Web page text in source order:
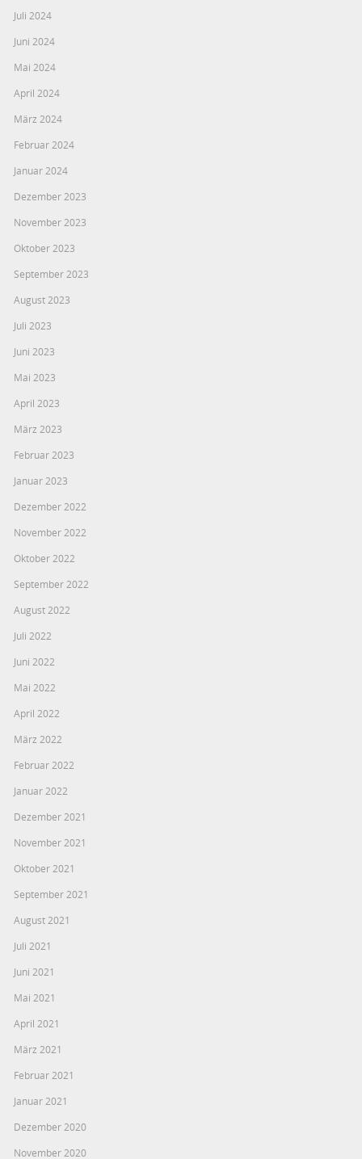
Juli 2024
Juni 2024
Mai 2024
April 2024
März 2024
Februar 2024
Januar 2024
Dezember 2023
November 2023
Oktober 2023
September 2023
August 2023
Juli 2023
Juni 2023
Mai 2023
April 2023
März 2023
Februar 2023
Januar 2023
Dezember 2022
November 2022
Oktober 2022
September 2022
August 2022
Juli 2022
Juni 2022
Mai 2022
April 2022
März 2022
Februar 2022
Januar 2022
Dezember 2021
November 2021
Oktober 2021
September 2021
August 2021
Juli 2021
Juni 2021
Mai 2021
April 2021
März 2021
Februar 2021
Januar 2021
Dezember 2020
November 2020